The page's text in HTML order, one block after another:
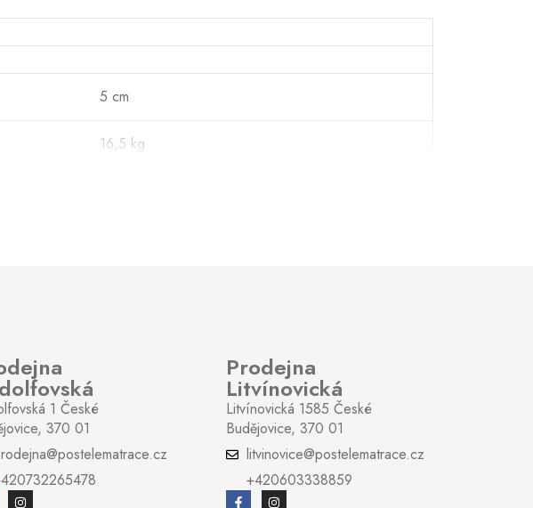
5 cm
16,5 kg
1 České
370 01
Prodejna
Litvínovická
Litvínovická 1585 České
Budějovice, 370 01
litvinovice@postelematrace.cz
+420603338859